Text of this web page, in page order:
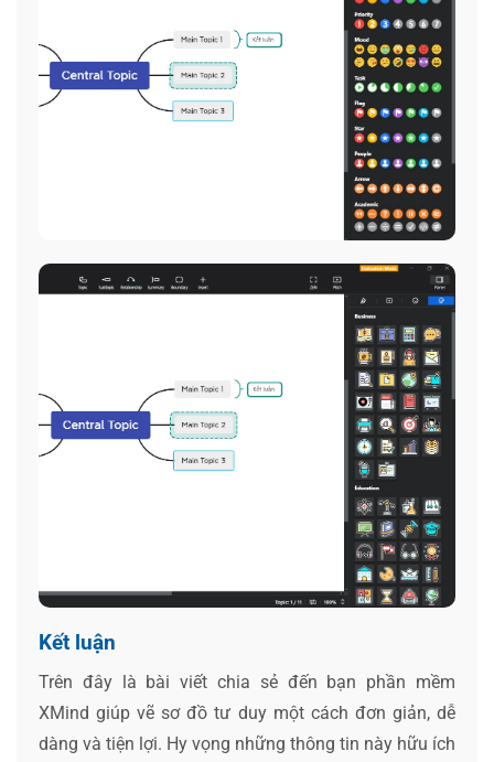
Kết luận
Trên đây là bài viết chia sẻ đến bạn phần mềm
XMind giúp vẽ sơ đồ tư duy một cách đơn giản, dễ
dàng và tiện lợi. Hy vọng những thông tin này hữu ích